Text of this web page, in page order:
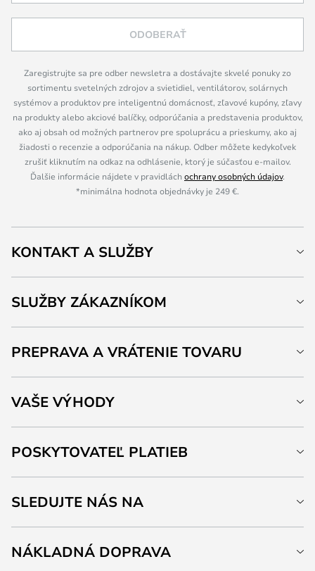
ODOBERAŤ
Zaregistrujte sa pre odber newsletra a dostávajte skvelé ponuky zo
sortimentu svetelných zdrojov a svietidiel, ventilátorov, solárnych
systémov a produktov pre inteligentnú domácnosť, zľavové kupóny, zľavy
na produkty alebo akciové balíčky, odporúčania a predstavenia produktov,
ako aj obsah od možných partnerov pre spoluprácu a prieskumy, ako aj
žiadosti o recenzie a odporúčania na nákup. Odber môžete kedykoľvek
zrušiť kliknutím na odkaz na odhlásenie, ktorý je súčasťou e-mailov.
Ďalšie informácie nájdete v pravidláchochrany osobných údajov.
*minimálna hodnota objednávky je 249 €.
KONTAKT A SLUŽBY
SLUŽBY ZÁKAZNÍKOM
PREPRAVA A VRÁTENIE TOVARU
VAŠE VÝHODY
POSKYTOVATEĽ PLATIEB
SLEDUJTE NÁS NA
NÁKLADNÁ DOPRAVA